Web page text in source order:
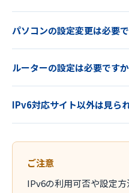
パソコンの設定変更は必要
ルーターの設定は必要です
IPv6対応サイト以外は見ら
ご注意
IPv6の利用可否や設定